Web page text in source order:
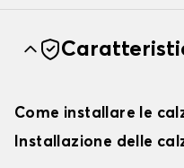
Come installare le
Installazione delle